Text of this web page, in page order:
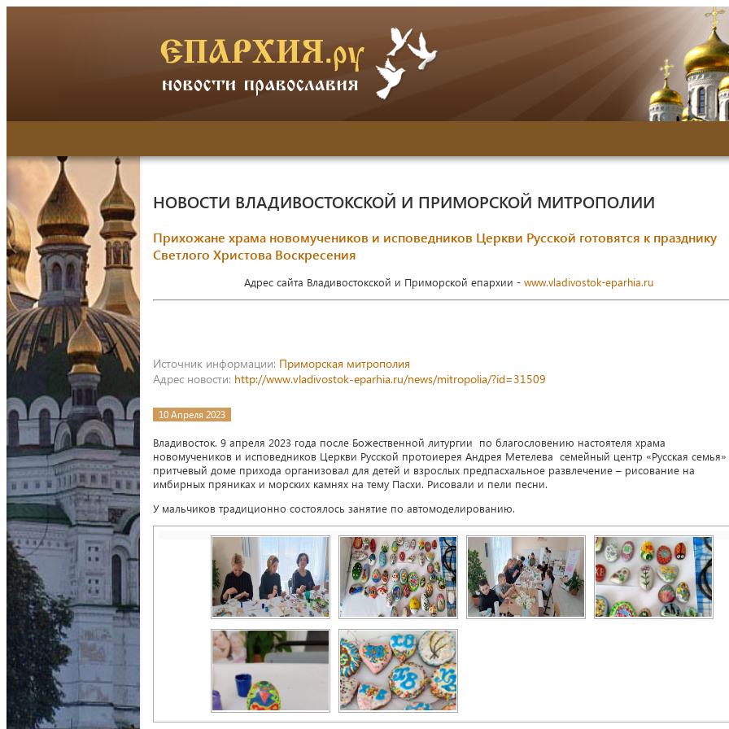
НОВОСТИ ВЛАДИВОСТОКСКОЙ И ПРИМОРСКОЙ МИТРОПОЛИИ
Прихожане храма новомучеников и исповедников Церкви Русской готовятся к празднику
Светлого Христова Воскресения
Адрес сайта Владивостокской и Приморской епархии - www.vladivostok-eparhia.ru
Источник информации: Приморская митрополия
Адрес новости: http://www.vladivostok-eparhia.ru/news/mitropolia/?id=31509
10 Апреля 2023
Владивосток. 9 апреля 2023 года после Божественной литургии по благословению настоятеля храма
новомучеников и исповедников Церкви Русской протоиерея Андрея Метелева семейный центр «Русская семья»
притчевый доме прихода организовал для детей и взрослых предпасхальное развлечение – рисование на
имбирных пряниках и морских камнях на тему Пасхи. Рисовали и пели песни.
У мальчиков традиционно состоялось занятие по автомоделированию.